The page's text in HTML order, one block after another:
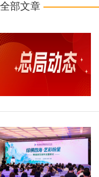
全部文章